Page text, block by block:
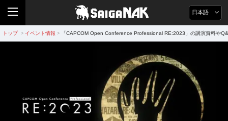
日本語
トップ > イベント情報 > 「CAPCOM Open Conference Professional RE:2023」の講演資料や